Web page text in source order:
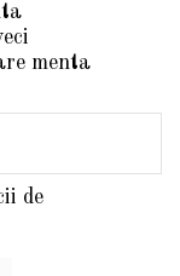
menta
de